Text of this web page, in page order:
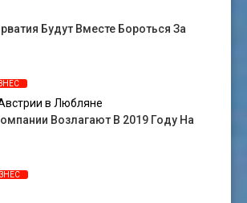
Будут Вместе Бороться За
Возлагают В 2019 Году На